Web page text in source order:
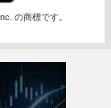
の商標です。